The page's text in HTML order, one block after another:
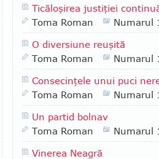
Ticăloşirea justiţiei
Toma Roman
Numarul
O diversiune reuşită
Toma Roman
Numarul
Consecinţele unui puci
Toma Roman
Numarul
Un partid bolnav
Toma Roman
Numarul
Vinerea Neagră